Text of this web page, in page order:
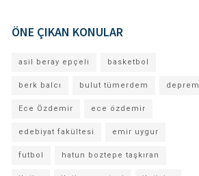
ÖNE ÇIKAN KONULAR
asil beray epçeli basketbol
berk balcı bulut tümerdem deprem
Ece Özdemir ece özdemir
edebiyat fakültesi emir uygur
futbol hatun boztepe taşkıran